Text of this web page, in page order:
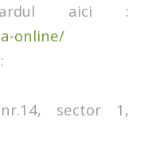
aici :
online/
sector 1,